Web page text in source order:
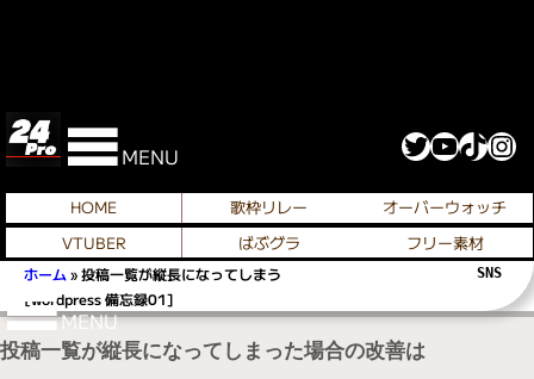
MENU Twitter YouTube TikTok Instagram
HOME 歌枠リレー
オーバーウォッチ
VTUBER
ばぶグラ フリー素材
ホーム »投稿一覧が縦長になってしまう
[wordpress 備忘録01]
SNS
MENU
投稿一覧が縦長になってしまった場合の改善は